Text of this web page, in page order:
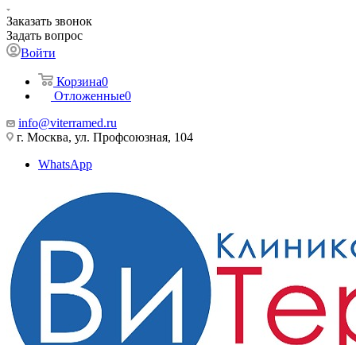
Заказать звонок
Задать вопрос
Войти
Корзина0
Отложенные0
info@viterramed.ru
г. Москва, ул. Профсоюзная, 104
WhatsApp